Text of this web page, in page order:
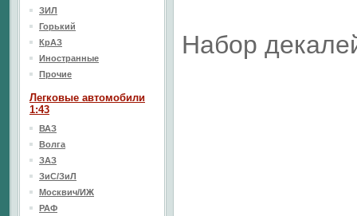
Набор
ЗИЛ
Горький
КрАЗ
Иностранные
Прочие
Легковые автомобили
1:43
ВАЗ
Волга
ЗАЗ
ЗиС/ЗиЛ
Москвич/ИЖ
РАФ